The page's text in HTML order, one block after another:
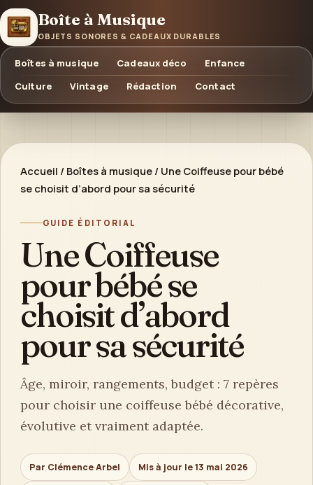
Boîte à Musique
OBJETS SONORES & CADEAUX DURABLES
Boîtes à musique Cadeaux déco
Enfance
Culture
Vintage Rédaction Contact
Accueil / Boîtes à musique / Une Coiffeuse pour bébé
se choisit d’abord pour sa sécurité
GUIDE ÉDITORIAL
Une Coiffeuse
pour bébé se
choisit d’abord
pour sa sécurité
Âge, miroir, rangements, budget : 7 repères
pour choisir une coiffeuse bébé décorative,
évolutive et vraiment adaptée.
Par Clémence Arbel Mis à jour le 13 mai 2026